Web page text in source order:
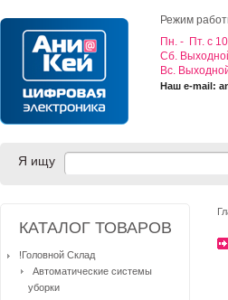
Режим
Пн. - Пт. с
Cб.
Вс.
Наш e-mail:
Я ищу
КАТАЛОГ ТОВАРОВ
!Головной Склад
Автоматические системы
уборки